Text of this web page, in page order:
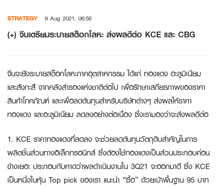
content
STRATEGY 8 Aug 2021, 06:56
(+) จีนเตรียมระบายสต็อกโลหะ ส่งผลดีต่อ KCE และ CBG
จีนจะยังระบายสต็อกโลหะภาคอุตสาหกรรม ได้แก่ ทองแดง อะลูมิเนียม
และสังกะสี จากคลังสำรองแห่งชาติต่อไป เพื่อรักษาเสถียรภาพของราคา
สินค้าโภคภัณฑ์ และเพื่อลดต้นทุนสำหรับบริษัทต่างๆ ส่งผลให้ราคา
ทองแดง และอะลูมิเนียม ลดลงอย่างต่อเนื่อง ซึ่งเรามองว่าจะส่งผลดีต่อ
1. KCE ราคาทองแดงที่ลดลง จะช่วยลดต้นทุนวัตถุดิบสำคัญในการ
ผลิตชิ้นส่วนทางอิเล็กทรอนิกส์ ซึ่งต้องใช้ทองแดงเป็นส่วนประกอบค่อน
ข้างเยอะ ประกอบกับคาดว่าผลดำเนินงานใน 3Q21 จะออกมาดี ซึ่ง KCE
เป็นหนึ่งในหุ้น Top pick ของเรา แนะนำ “ซื้อ” ด้วยเป้าพื้นฐาน 95 บาท